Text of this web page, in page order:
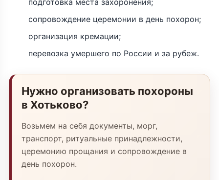
подготовка места захоронения;
сопровождение церемонии в день похорон;
организация кремации;
перевозка умершего по России и за рубеж.
Нужно организовать похороны
в Хотьково?
Возьмем на себя документы, морг,
транспорт, ритуальные принадлежности,
церемонию прощания и сопровождение в
день похорон.